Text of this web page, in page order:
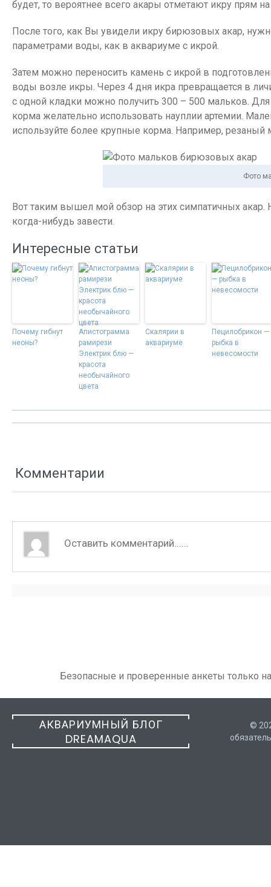
будет, то вероятнее всего акары отметают икру прям
После того, как Вы увидели икру бирюзовых акар,
параметрами воды, как в аквариуме с икрой.
Затем можно переносить камень с икрой в
воды возле икры. Через 4 дня икра превращается в
с одной кладки можно получить 300 – 500 мальков. Для
корма желательно использовать науплии артемии.
используйте более крупные корма. Например,
Фото
Вот таким вышел мой обзор на этих симпатичных
когда-нибудь завести.
Интересные статьи
Почему гибнут
неоны?
Апистограмма
рамирези
Электрик блю —
красота
необычайного
цвета
Скалярии в
аквариуме
Пецилобрикон —
рыбка в
невесомости
Комментарии
Безопасные и проверенные анкеты только
АКВАРИУМНЫЙ БЛОГ
DREAMAQUA
©